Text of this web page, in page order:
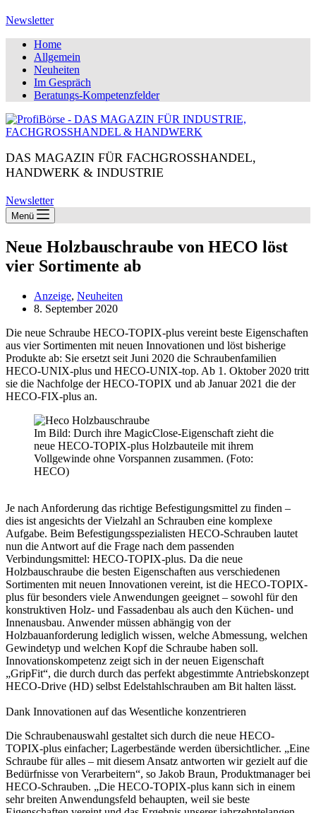
Newsletter
Home
Allgemein
Neuheiten
Im Gespräch
Beratungs-Kompetenzfelder
DAS MAGAZIN FÜR FACHGROSSHANDEL,
HANDWERK & INDUSTRIE
Newsletter
Menü
Neue Holzbauschraube von HECO löst
vier Sortimente ab
Anzeige, Neuheiten
8. September 2020
Die neue Schraube HECO-TOPIX-plus vereint beste Eigenschaften
aus vier Sortimenten mit neuen Innovationen und löst bisherige
Produkte ab: Sie ersetzt seit Juni 2020 die Schraubenfamilien
HECO-UNIX-plus und HECO-UNIX-top. Ab 1. Oktober 2020 tritt
sie die Nachfolge der HECO-TOPIX und ab Januar 2021 die der
HECO-FIX-plus an.
Im Bild: Durch ihre MagicClose-Eigenschaft zieht die
neue HECO-TOPIX-plus Holzbauteile mit ihrem
Vollgewinde ohne Vorspannen zusammen. (Foto:
HECO)
Je nach Anforderung das richtige Befestigungsmittel zu finden –
dies ist angesichts der Vielzahl an Schrauben eine komplexe
Aufgabe. Beim Befestigungsspezialisten HECO-Schrauben lautet
nun die Antwort auf die Frage nach dem passenden
Verbindungsmittel: HECO-TOPIX-plus. Da die neue
Holzbauschraube die besten Eigenschaften aus verschiedenen
Sortimenten mit neuen Innovationen vereint, ist die HECO-TOPIX-
plus für besonders viele Anwendungen geeignet – sowohl für den
konstruktiven Holz- und Fassadenbau als auch den Küchen- und
Innenausbau. Anwender müssen abhängig von der
Holzbauanforderung lediglich wissen, welche Abmessung, welchen
Gewindetyp und welchen Kopf die Schraube haben soll.
Innovationskompetenz zeigt sich in der neuen Eigenschaft
„GripFit“, die durch durch das perfekt abgestimmte Antriebskonzept
HECO-Drive (HD) selbst Edelstahlschrauben am Bit halten lässt.
Dank Innovationen auf das Wesentliche konzentrieren
Die Schraubenauswahl gestaltet sich durch die neue HECO-
TOPIX-plus einfacher; Lagerbestände werden übersichtlicher. „Eine
Schraube für alles – mit diesem Ansatz antworten wir gezielt auf die
Bedürfnisse von Verarbeitern“, so Jakob Braun, Produktmanager bei
HECO-Schrauben. „Die HECO-TOPIX-plus kann sich in einem
sehr breiten Anwendungsfeld behaupten, weil sie beste